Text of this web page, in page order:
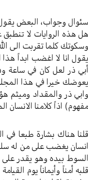
سئوال وجواب، البعض يقول
هل هذه الروايات لا تنطبق
وسكوتك كلما تقربت الى
يقول انا لا اغضب ابداً
أبي ذر لعل كان في ساعة
يعوضك خيرا في هذا
وابي ذر والمقداد وميثم
مفهوم) اذاً كلامنا
قلنا هناك بشارة طبعا
انسان يغضب على من له
السوط بيده وهو يقدر على
قلبه أمناً وأيماناً يوم